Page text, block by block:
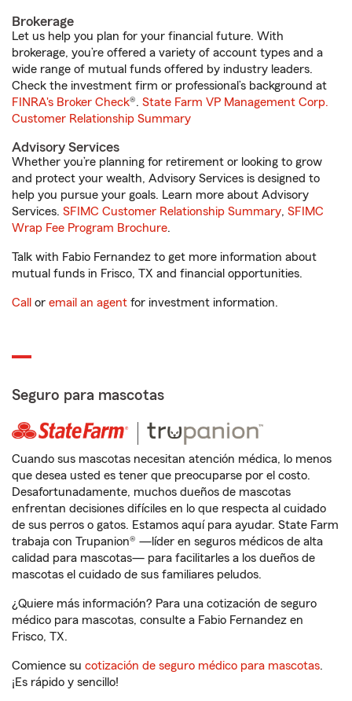
Brokerage
Let us help you plan for your financial future. With
brokerage, you’re offered a variety of account types and a
wide range of mutual funds offered by industry leaders.
Check the investment firm or professional’s background at
FINRA's Broker Check®. State Farm VP Management Corp.
Customer Relationship Summary
Advisory Services
Whether you’re planning for retirement or looking to grow
and protect your wealth, Advisory Services is designed to
help you pursue your goals. Learn more about Advisory
Services. SFIMC Customer Relationship Summary, SFIMC
Wrap Fee Program Brochure.
Talk with Fabio Fernandez to get more information about
mutual funds in Frisco, TX and financial opportunities.
Call or email an agent for investment information.
Seguro para mascotas
Cuando sus mascotas necesitan atención médica, lo menos
que desea usted es tener que preocuparse por el costo.
Desafortunadamente, muchos dueños de mascotas
enfrentan decisiones difíciles en lo que respecta al cuidado
de sus perros o gatos. Estamos aquí para ayudar. State Farm
trabaja con Trupanion® —líder en seguros médicos de alta
calidad para mascotas— para facilitarles a los dueños de
mascotas el cuidado de sus familiares peludos.
¿Quiere más información? Para una cotización de seguro
médico para mascotas, consulte a Fabio Fernandez en
Frisco, TX.
Comience su cotización de seguro médico para mascotas.
¡Es rápido y sencillo!